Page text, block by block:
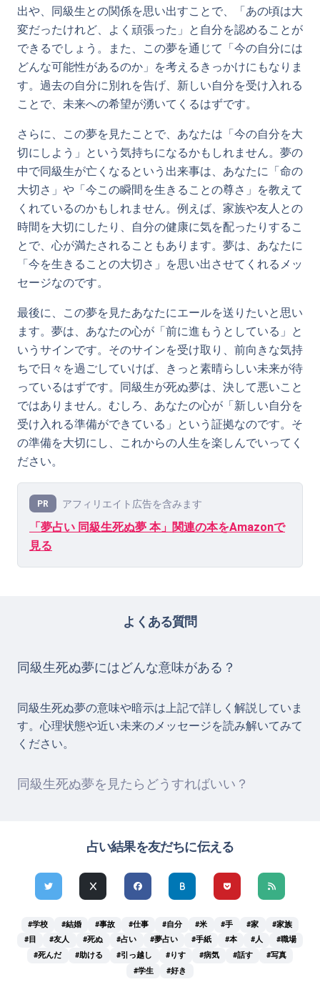
出や、同級生との関係を思い出すことで、「あの頃は大
変だったけれど、よく頑張った」と自分を認めることが
できるでしょう。また、この夢を通じて「今の自分には
どんな可能性があるのか」を考えるきっかけにもなりま
す。過去の自分に別れを告げ、新しい自分を受け入れる
ことで、未来への希望が湧いてくるはずです。
さらに、この夢を見たことで、あなたは「今の自分を大
切にしよう」という気持ちになるかもしれません。夢の
中で同級生が亡くなるという出来事は、あなたに「命の
大切さ」や「今この瞬間を生きることの尊さ」を教えて
くれているのかもしれません。例えば、家族や友人との
時間を大切にしたり、自分の健康に気を配ったりするこ
とで、心が満たされることもあります。夢は、あなたに
「今を生きることの大切さ」を思い出させてくれるメッ
セージなのです。
最後に、この夢を見たあなたにエールを送りたいと思い
ます。夢は、あなたの心が「前に進もうとしている」と
いうサインです。そのサインを受け取り、前向きな気持
ちで日々を過ごしていけば、きっと素晴らしい未来が待
っているはずです。同級生が死ぬ夢は、決して悪いこと
ではありません。むしろ、あなたの心が「新しい自分を
受け入れる準備ができている」という証拠なのです。そ
の準備を大切にし、これからの人生を楽しんでいってく
ださい。
PR アフィリエイト広告を含みます
「夢占い 同級生死ぬ夢 本」関連の本をAmazonで
見る
よくある質問
同級生死ぬ夢にはどんな意味がある？
同級生死ぬ夢の意味や暗示は上記で詳しく解説していま
す。心理状態や近い未来のメッセージを読み解いてみて
ください。
同級生死ぬ夢を見たらどうすればいい？
占い結果を友だちに伝える
#学校 #結婚 #事故 #仕事 #自分 #米 #手 #家
#家族
#目
#友人 #死ぬ #占い #夢占い #手紙 #本 #人
#職場
#死んだ
#助ける #引っ越し #りす #病気 #話す
#写真
#学生
#好き